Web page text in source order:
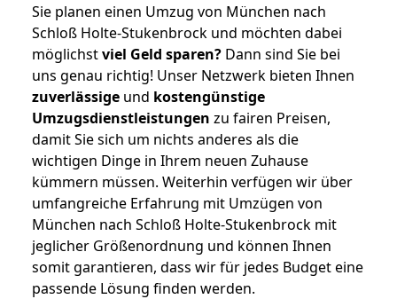
Sie planen einen Umzug von München nach
Schloß Holte-Stukenbrock und möchten dabei
möglichstviel Geld sparen? Dann sind Sie bei
uns genau richtig! Unser Netzwerk bieten Ihnen
zuverlässige und kostengünstige
Umzugsdienstleistungen zu fairen Preisen,
damit Sie sich um nichts anderes als die
wichtigen Dinge in Ihrem neuen Zuhause
kümmern müssen. Weiterhin verfügen wir über
umfangreiche Erfahrung mit Umzügen von
München nach Schloß Holte-Stukenbrock mit
jeglicher Größenordnung und können Ihnen
somit garantieren, dass wir für jedes Budget eine
passende Lösung finden werden.